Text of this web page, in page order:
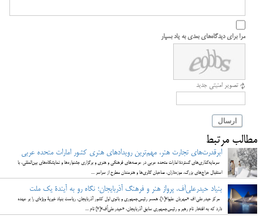
مرا برای دیدگاه‌های بعدی به یاد بسپار
تصویر امنیتی جدید
ارسال
مطالب مرتبط
ابرقدرت‌های تجارت هنر، مهم‌ترین رویدادهای هنری کشور امارات متحده عربی
سرمایه‌گذاری‌های گستردۀ امارات متحده عربی در عرصه‌های فرهنگی و هنری و برگزاری جشنواره‌ها و نمایشگاه‌های بین‌المللی، با
استقبال حراج‌های بزرگ، موزه‌داران، صاحبان گالری‌ها و هنرمندان مطرح از سراسر ...
بنیاد حیدرعلی‌اُف، پرواز هنر و فرهنگ آذربایجان؛ نگاه رو به آیندۀ یک ملت
مرکز حیدرعلی اف «مهربان علیوا»[1]، همسر رئیس‌جمهوری و بانوی اول کشور آذربایجان، ریاست بنیاد خیریۀ ویژه‌ای را بر عهده
دارد که به افتخار نام رهبر و رئیس‌جمهوری سابق آذربایجان، «حیدرعلی‌اُف»[2] نام ...